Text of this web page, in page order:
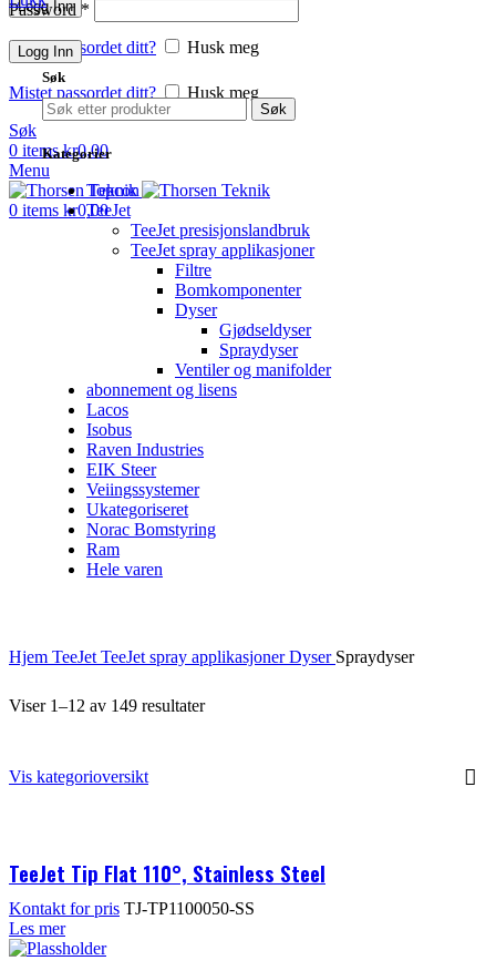
Logg Inn
Mistet passordet ditt? Husk meg
Password *
Logg Inn
Mistet passordet ditt?
Husk meg
Søk
0 items kr0,00
Menu
0 items kr0,00
Søk
Søk
Kategorier
Topcon
TeeJet
TeeJet presisjonslandbruk
TeeJet spray applikasjoner
Filtre
Bomkomponenter
Dyser
Gjødseldyser
Spraydyser
Ventiler og manifolder
abonnement og lisens
Lacos
Isobus
Raven Industries
EIK Steer
Veiingssystemer
Ukategoriseret
Norac Bomstyring
Ram
Hele varen
Hjem TeeJet TeeJet spray applikasjonerDyser Spraydyser
Viser 1–12 av 149 resultater
Vis kategorioversikt
TeeJet Tip Flat 110°, Stainless Steel
Kontakt for pris TJ-TP1100050-SS
Les mer